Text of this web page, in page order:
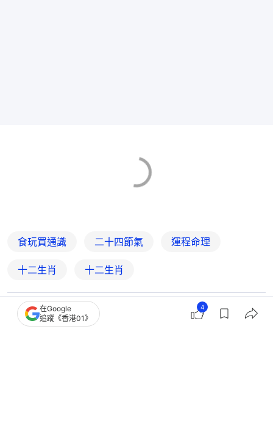
食玩買通識 二十四節氣 運程命理
十二生肖 十二生肖
1
在Google
追蹤《香港01》
4